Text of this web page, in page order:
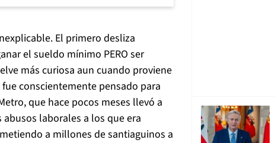
El primero desliza
el sueldo mínimo PERO ser
más curiosa aun cuando proviene
conscientemente pensado para
que hace pocos meses llevó a
laborales a los que era
a millones de santiaguinos a